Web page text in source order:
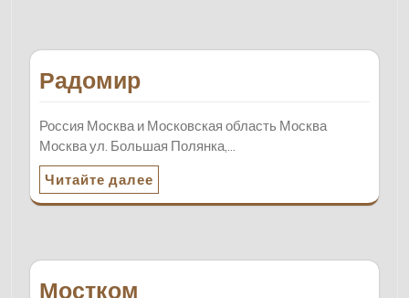
Радомир
Россия Москва и Московская область Москва
Москва ул. Большая Полянка,…
Читайте далее
Мостком